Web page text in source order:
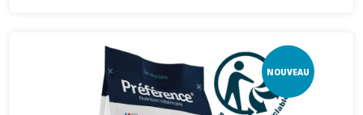
NOUVEAU